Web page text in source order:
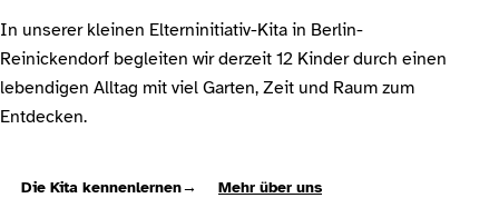
In unserer kleinen Elterninitiativ-Kita in Berlin-
Reinickendorf begleiten wir derzeit 12 Kinder durch einen
lebendigen Alltag mit viel Garten, Zeit und Raum zum
Entdecken.
Die Kita kennenlernen→ Mehr über uns